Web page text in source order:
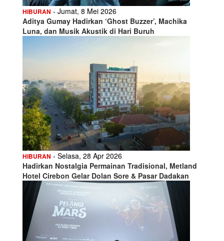
HIBURAN - Jumat, 8 Mei 2026
Aditya Gumay Hadirkan ‘Ghost Buzzer’, Machika
Luna, dan Musik Akustik di Hari Buruh
HIBURAN - Selasa, 28 Apr 2026
Hadirkan Nostalgia Permainan Tradisional, Metland
Hotel Cirebon Gelar Dolan Sore & Pasar Dadakan